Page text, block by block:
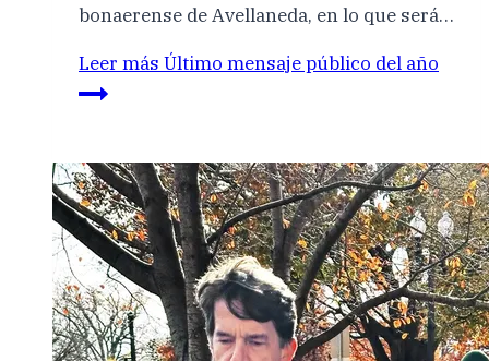
bonaerense de Avellaneda, en lo que será…
Leer más Último mensaje público del año